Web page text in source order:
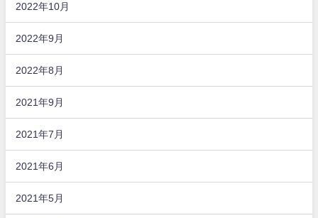
2022年10月
2022年9月
2022年8月
2021年9月
2021年7月
2021年6月
2021年5月